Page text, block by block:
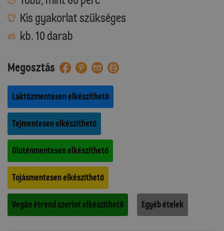
Kis gyakorlat szükséges
kb. 10 darab
Megosztás
Laktózmentesen elkészíthető
Tejmentesen elkészíthető
Gluténmentesen elkészíthető
Tojásmentesen elkészíthető
Vegán étrend szerint elkészíthető Egyéb ételek